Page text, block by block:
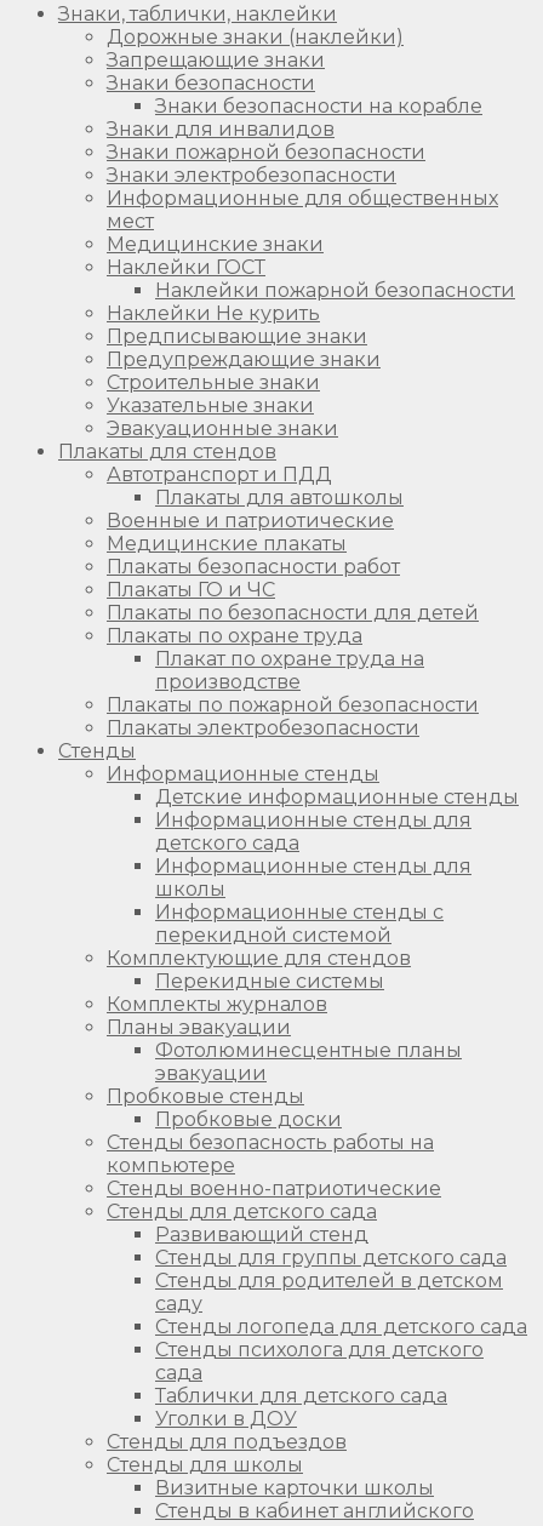
Знаки, таблички, наклейки
Дорожные знаки (наклейки)
Запрещающие знаки
Знаки безопасности
Знаки безопасности на корабле
Знаки для инвалидов
Знаки пожарной безопасности
Знаки электробезопасности
Информационные для общественных
мест
Медицинские знаки
Наклейки ГОСТ
Наклейки пожарной безопасности
Наклейки Не курить
Предписывающие знаки
Предупреждающие знаки
Строительные знаки
Указательные знаки
Эвакуационные знаки
Плакаты для стендов
Автотранспорт и ПДД
Плакаты для автошколы
Военные и патриотические
Медицинские плакаты
Плакаты безопасности работ
Плакаты ГО и ЧС
Плакаты по безопасности для детей
Плакаты по охране труда
Плакат по охране труда на
производстве
Плакаты по пожарной безопасности
Плакаты электробезопасности
Стенды
Информационные стенды
Детские информационные стенды
Информационные стенды для
детского сада
Информационные стенды для
школы
Информационные стенды с
перекидной системой
Комплектующие для стендов
Перекидные системы
Комплекты журналов
Планы эвакуации
Фотолюминесцентные планы
эвакуации
Пробковые стенды
Пробковые доски
Стенды безопасность работы на
компьютере
Стенды военно-патриотические
Стенды для детского сада
Развивающий стенд
Стенды для группы детского сада
Стенды для родителей в детском
саду
Стенды логопеда для детского сада
Стенды психолога для детского
сада
Таблички для детского сада
Уголки в ДОУ
Стенды для подъездов
Стенды для школы
Визитные карточки школы
Стенды в кабинет английского